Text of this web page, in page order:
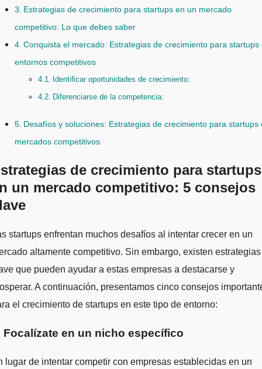
Estrategias de crecimiento para startups en un mercado
competitivo: Lo que debes saber
Conquista el mercado: Estrategias de crecimiento para startups
entornos competitivos
Identificar oportunidades de crecimiento:
Diferenciarse de la competencia:
Desafíos y soluciones: Estrategias de crecimiento para startups
mercados competitivos
de crecimiento para startups
un mercado competitivo: 5 consejos
altamente competitivo. Sin embargo, existen estrategias
que pueden ayudar a estas empresas a destacarse y
A continuación, presentamos cinco consejos
el crecimiento de startups en este tipo de entorno:
Focalízate en un nicho específico
lugar de intentar competir con empresas establecidas en un